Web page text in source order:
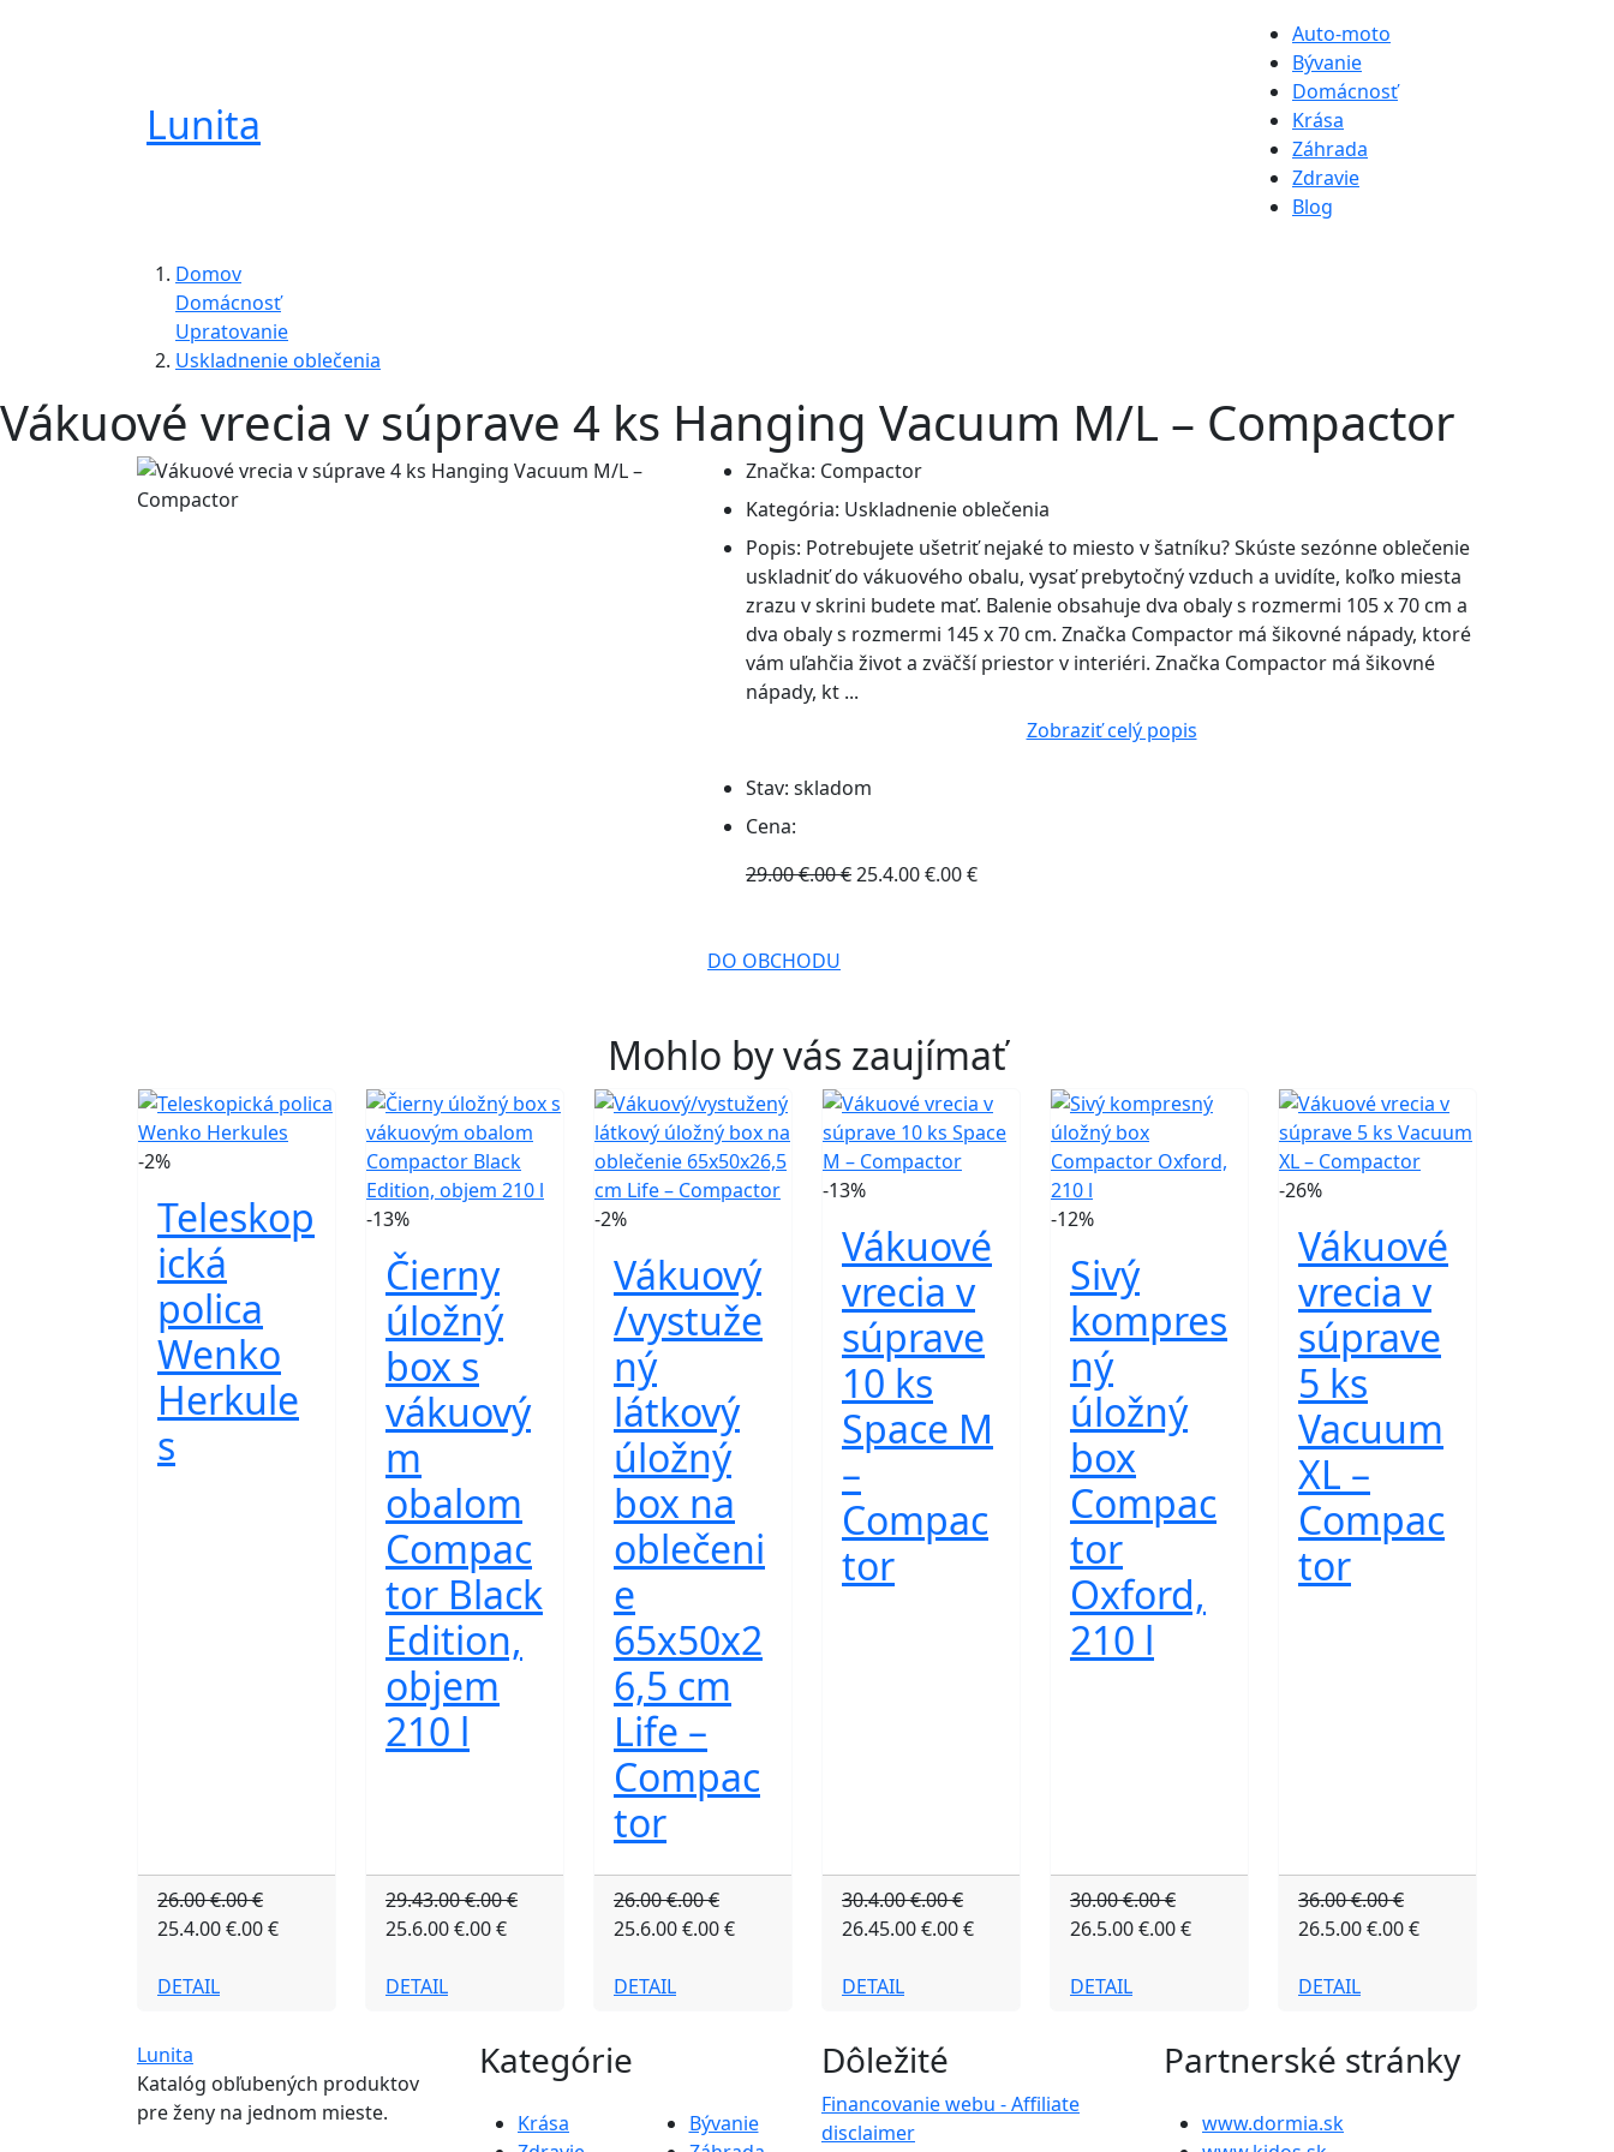
Lunita
Auto-moto
Bývanie
Domácnosť
Krása
Záhrada
Zdravie
Blog
Domov
Domácnosť
Upratovanie
Uskladnenie oblečenia
Vákuové vrecia v súprave 4 ks Hanging Vacuum M/L – Compactor
Značka: Compactor
Kategória: Uskladnenie oblečenia
Popis: Potrebujete ušetriť nejaké to miesto v šatníku? Skúste sezónne oblečenie
uskladniť do vákuového obalu, vysať prebytočný vzduch a uvidíte, koľko miesta
zrazu v skrini budete mať. Balenie obsahuje dva obaly s rozmermi 105 x 70 cm a
dva obaly s rozmermi 145 x 70 cm. Značka Compactor má šikovné nápady, ktoré
vám uľahčia život a zväčší priestor v interiéri. Značka Compactor má šikovné
nápady, kt ...
Zobraziť celý popis
Stav: skladom
Cena:
29.00 €.00 €25.4.00 €.00 €
DO OBCHODU
Mohlo by vás zaujímať
-2%
Teleskop
ická
polica
Wenko
Herkule
s
26.00 €.00 €
25.4.00 €.00 €
DETAIL
-13%
Čierny
úložný
box s
vákuový
m
obalom
Compac
tor Black
Edition,
objem
210 l
29.43.00 €.00 €
25.6.00 €.00 €
DETAIL
-2%
Vákuový
/vystuže
ný
látkový
úložný
box na
oblečeni
e
65x50x2
6,5 cm
Life –
Compac
tor
26.00 €.00 €
25.6.00 €.00 €
DETAIL
-13%
Vákuové
vrecia v
súprave
10 ks
Space M
–
Compac
tor
30.4.00 €.00 €
26.45.00 €.00 €
DETAIL
-12%
Sivý
kompres
ný
úložný
box
Compac
tor
Oxford,
210 l
30.00 €.00 €
26.5.00 €.00 €
DETAIL
-26%
Vákuové
vrecia v
súprave
5 ks
Vacuum
XL –
Compac
tor
36.00 €.00 €
26.5.00 €.00 €
DETAIL
Lunita
Katalóg obľubených produktov
pre ženy na jednom mieste.
Kategórie
Krása
Bývanie
Dôležité
Financovanie webu - Affiliate
disclaimer
Partnerské stránky
www.dormia.sk